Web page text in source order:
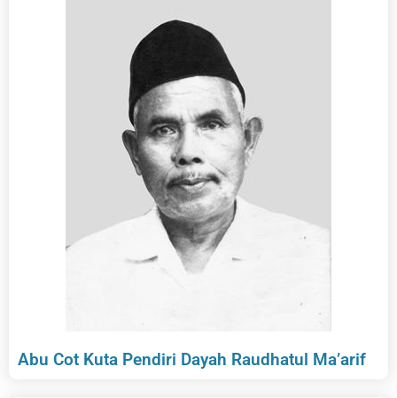
Abu Cot Kuta Pendiri Dayah Raudhatul Ma’arif